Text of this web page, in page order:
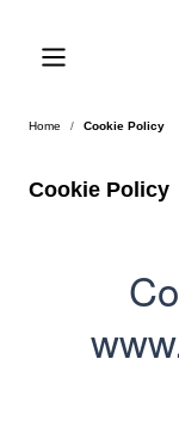
Home / Cookie Policy
Cookie Policy